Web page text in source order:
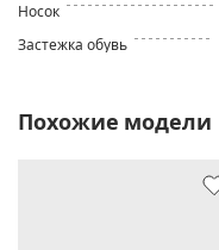
Носок
Застежка обувь
Похожие модели